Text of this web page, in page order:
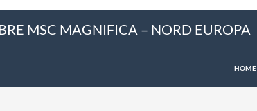
MSC MAGNIFICA – NORD EUROPA
HOME